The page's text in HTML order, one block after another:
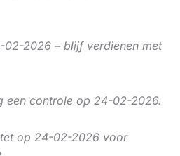
02-2026 – blijf verdienen met
een controle op 24-02-2026.
op 24-02-2026 voor